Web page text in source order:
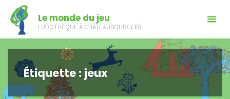
content
Le monde du jeu
LUDOTHÈQUE À CHÂTEAUBOURG(35)
Étiquette : jeux